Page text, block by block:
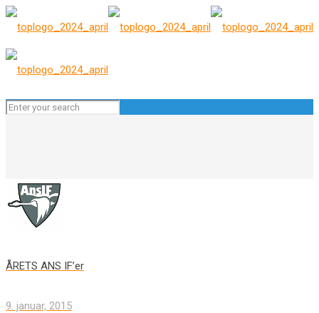
ÅRETS ANS IF’er
9. januar, 2015